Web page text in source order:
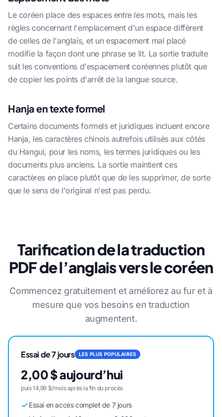
Le coréen place des espaces entre les mots, mais les
règles concernant l'emplacement d'un espace diffèrent
de celles de l'anglais, et un espacement mal placé
modifie la façon dont une phrase se lit. La sortie traduite
suit les conventions d'espacement coréennes plutôt que
de copier les points d'arrêt de la langue source.
Hanja en texte formel
Certains documents formels et juridiques incluent encore
Hanja, les caractères chinois autrefois utilisés aux côtés
du Hangul, pour les noms, les termes juridiques ou les
documents plus anciens. La sortie maintient ces
caractères en place plutôt que de les supprimer, de sorte
que le sens de l'original n'est pas perdu.
Tarification de la traduction
PDF de l’anglais vers le coréen
Commencez gratuitement et améliorez au fur et à
mesure que vos besoins en traduction
augmentent.
Essai de 7 jours LES PLUS POPULAIRES
2,00 $ aujourd’hui
puis 14,99 $/mois après la fin du procès
Essai en accès complet de 7 jours